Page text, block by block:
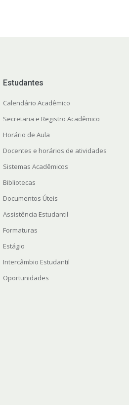
Estudantes
Calendário Acadêmico
Secretaria e Registro Acadêmico
Horário de Aula
Docentes e horários de atividades
Sistemas Acadêmicos
Bibliotecas
Documentos Úteis
Assistência Estudantil
Formaturas
Estágio
Intercâmbio Estudantil
Oportunidades